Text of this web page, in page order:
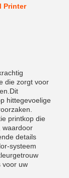
Printer
die zorgt voor
hittegevoelige
printkop die
waardoor
details
systeem
voor uw